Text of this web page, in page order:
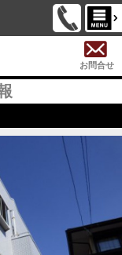
お問合せ